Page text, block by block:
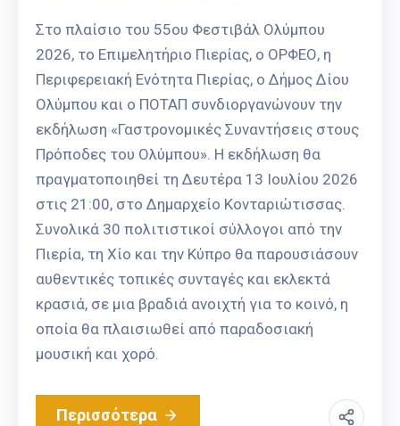
Στο πλαίσιο του 55ου Φεστιβάλ Ολύμπου
2026, το Επιμελητήριο Πιερίας, ο ΟΡΦΕΟ, η
Περιφερειακή Ενότητα Πιερίας, ο Δήμος Δίου
Ολύμπου και ο ΠΟΤΑΠ συνδιοργανώνουν την
εκδήλωση «Γαστρονομικές Συναντήσεις στους
Πρόποδες του Ολύμπου». Η εκδήλωση θα
πραγματοποιηθεί τη Δευτέρα 13 Ιουλίου 2026
στις 21:00, στο Δημαρχείο Κονταριώτισσας.
Συνολικά 30 πολιτιστικοί σύλλογοι από την
Πιερία, τη Χίο και την Κύπρο θα παρουσιάσουν
αυθεντικές τοπικές συνταγές και εκλεκτά
κρασιά, σε μια βραδιά ανοιχτή για το κοινό, η
οποία θα πλαισιωθεί από παραδοσιακή
μουσική και χορό.
Περισσότερα